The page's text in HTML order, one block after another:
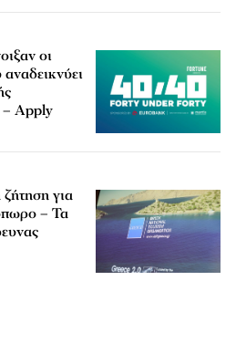
οι
αναδεικνύει
– Apply
για
– Τα